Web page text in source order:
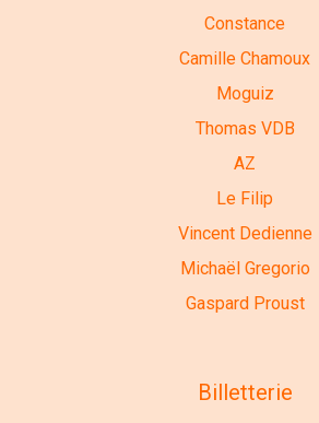
Constance
Camille Chamoux
Moguiz
Thomas VDB
AZ
Le Filip
Vincent Dedienne
Michaël Gregorio
Gaspard Proust
Billetterie